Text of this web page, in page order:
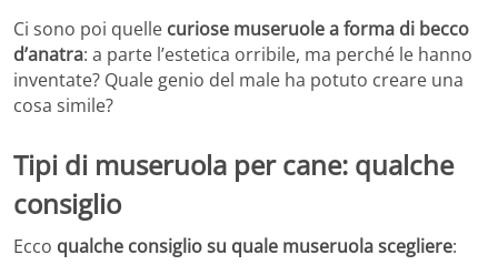
Ci sono poi quelle curiose museruole a forma di becco
d’anatra: a parte l’estetica orribile, ma perché le hanno
inventate? Quale genio del male ha potuto creare una
cosa simile?
Tipi di museruola per cane: qualche
consiglio
Ecco qualche consiglio su quale museruola scegliere: